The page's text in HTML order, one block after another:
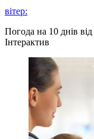
вітер:
Погода на 10 днів від
Інтерактив